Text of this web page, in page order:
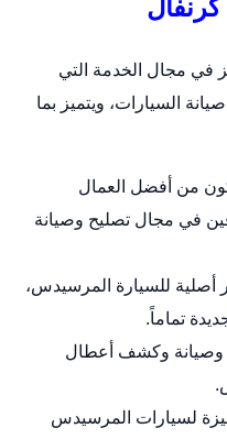
في مجال الخدمة التي
السيارات، ويتميز بما
من أفضل العمال
في مجال تصليح وصيانة
أصلية للسيارة المرسيدس،
تماماً.
وصيانة وكشف أعطال
لسيارات المرسيدس